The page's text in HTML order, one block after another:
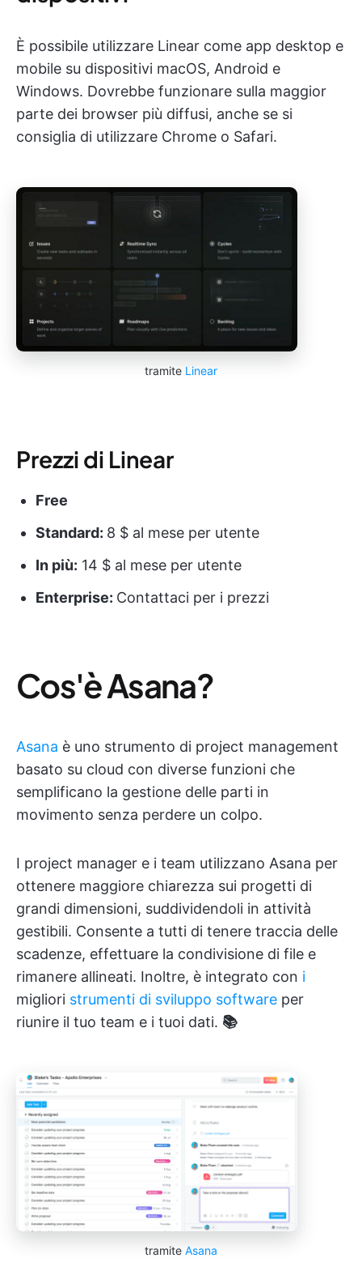
È possibile utilizzare Linear come app desktop e
mobile su dispositivi macOS, Android e
Windows. Dovrebbe funzionare sulla maggior
parte dei browser più diffusi, anche se si
consiglia di utilizzare Chrome o Safari.
tramite Linear
Prezzi di Linear
Free
Standard: 8 $ al mese per utente
In più: 14 $ al mese per utente
Enterprise: Contattaci per i prezzi
Cos'è Asana?
Asana è uno strumento di project management
basato su cloud con diverse funzioni che
semplificano la gestione delle parti in
movimento senza perdere un colpo.
I project manager e i team utilizzano Asana per
ottenere maggiore chiarezza sui progetti di
grandi dimensioni, suddividendoli in attività
gestibili. Consente a tutti di tenere traccia delle
scadenze, effettuare la condivisione di file e
rimanere allineati. Inoltre, è integrato con i
migliori strumenti di sviluppo software per
riunire il tuo team e i tuoi dati. 📚
tramite Asana